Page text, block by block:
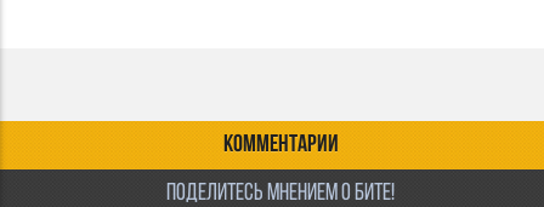
КОММЕНТАРИИ
ПОДЕЛИТЕСЬ МНЕНИЕМ О БИТЕ!